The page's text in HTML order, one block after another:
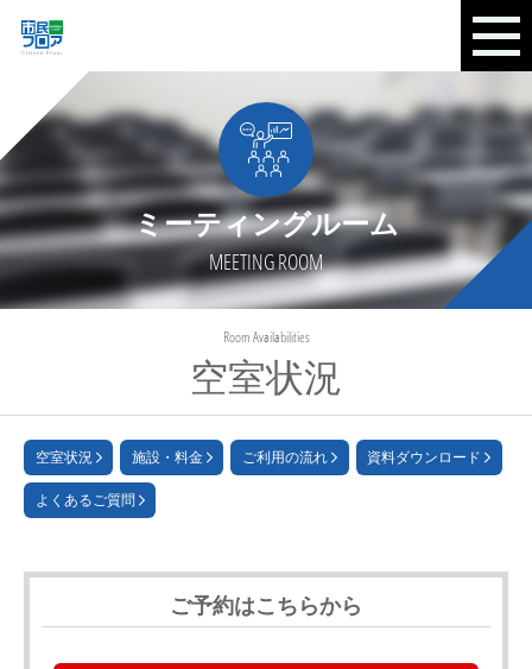
ミーティングルーム
MEETING ROOM
空室状況
Room Availabilities
空室状況 施設・料金 ご利用の流れ 資料ダウンロード
よくあるご質問
ご予約はこちらから